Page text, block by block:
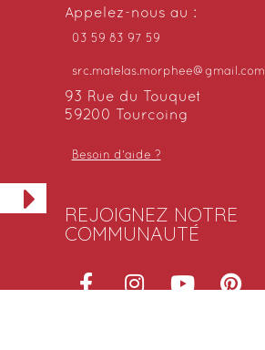
Appelez-nous au :
03 59 83 97 59
src.matelas.morphee@gmail.com
93 Rue du Touquet
59200 Tourcoing
Besoin d'aide ?
REJOIGNEZ NOTRE
COMMUNAUTÉ